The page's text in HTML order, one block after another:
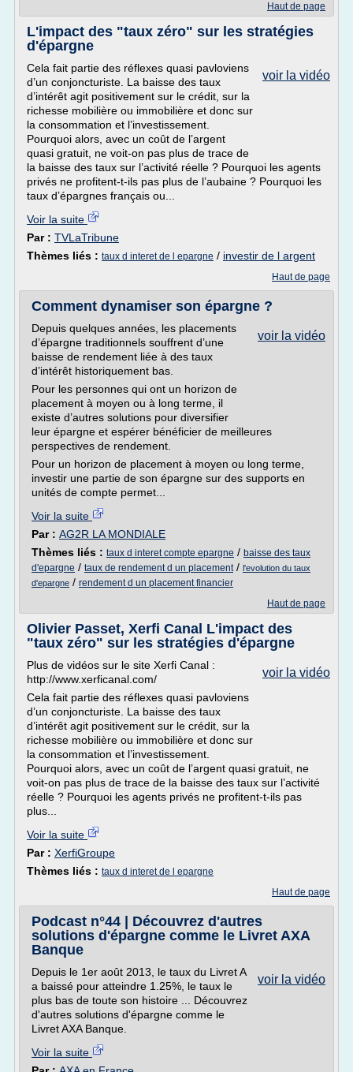
Haut de page
L'impact des "taux zéro" sur les stratégies
d'épargne
voir la vidéo
Cela fait partie des réflexes quasi pavloviens
d’un conjoncturiste. La baisse des taux
d’intérêt agit positivement sur le crédit, sur la
richesse mobilière ou immobilière et donc sur
la consommation et l’investissement.
Pourquoi alors, avec un coût de l’argent
quasi gratuit, ne voit-on pas plus de trace de
la baisse des taux sur l’activité réelle ? Pourquoi les agents
privés ne profitent-t-ils pas plus de l’aubaine ? Pourquoi les
taux d’épargnes français ou...
Voir la suite
Par : TVLaTribune
Thèmes liés : taux d interet de l epargne / investir de l argent
Haut de page
Comment dynamiser son épargne ?
voir la vidéo
Depuis quelques années, les placements
d’épargne traditionnels souffrent d’une
baisse de rendement liée à des taux
d’intérêt historiquement bas.
Pour les personnes qui ont un horizon de
placement à moyen ou à long terme, il
existe d’autres solutions pour diversifier
leur épargne et espérer bénéficier de meilleures
perspectives de rendement.
Pour un horizon de placement à moyen ou long terme,
investir une partie de son épargne sur des supports en
unités de compte permet...
Voir la suite
Par : AG2R LA MONDIALE
Thèmes liés : taux d interet compte epargne / baisse des taux
d'epargne / taux de rendement d un placement/ l'evolution du taux
d'epargne / rendement d un placement financier
Haut de page
Olivier Passet, Xerfi Canal L'impact des
"taux zéro" sur les stratégies d'épargne
voir la vidéo
Plus de vidéos sur le site Xerfi Canal :
http://www.xerficanal.com/
Cela fait partie des réflexes quasi pavloviens
d’un conjoncturiste. La baisse des taux
d’intérêt agit positivement sur le crédit, sur la
richesse mobilière ou immobilière et donc sur
la consommation et l’investissement.
Pourquoi alors, avec un coût de l’argent quasi gratuit, ne
voit-on pas plus de trace de la baisse des taux sur l’activité
réelle ? Pourquoi les agents privés ne profitent-t-ils pas
plus...
Voir la suite
Par : XerfiGroupe
Thèmes liés : taux d interet de l epargne
Haut de page
Podcast n°44 | Découvrez d'autres
solutions d'épargne comme le Livret AXA
Banque
voir la vidéo
Depuis le 1er août 2013, le taux du Livret A
a baissé pour atteindre 1.25%, le taux le
plus bas de toute son histoire ... Découvrez
d'autres solutions d'épargne comme le
Livret AXA Banque.
Voir la suite